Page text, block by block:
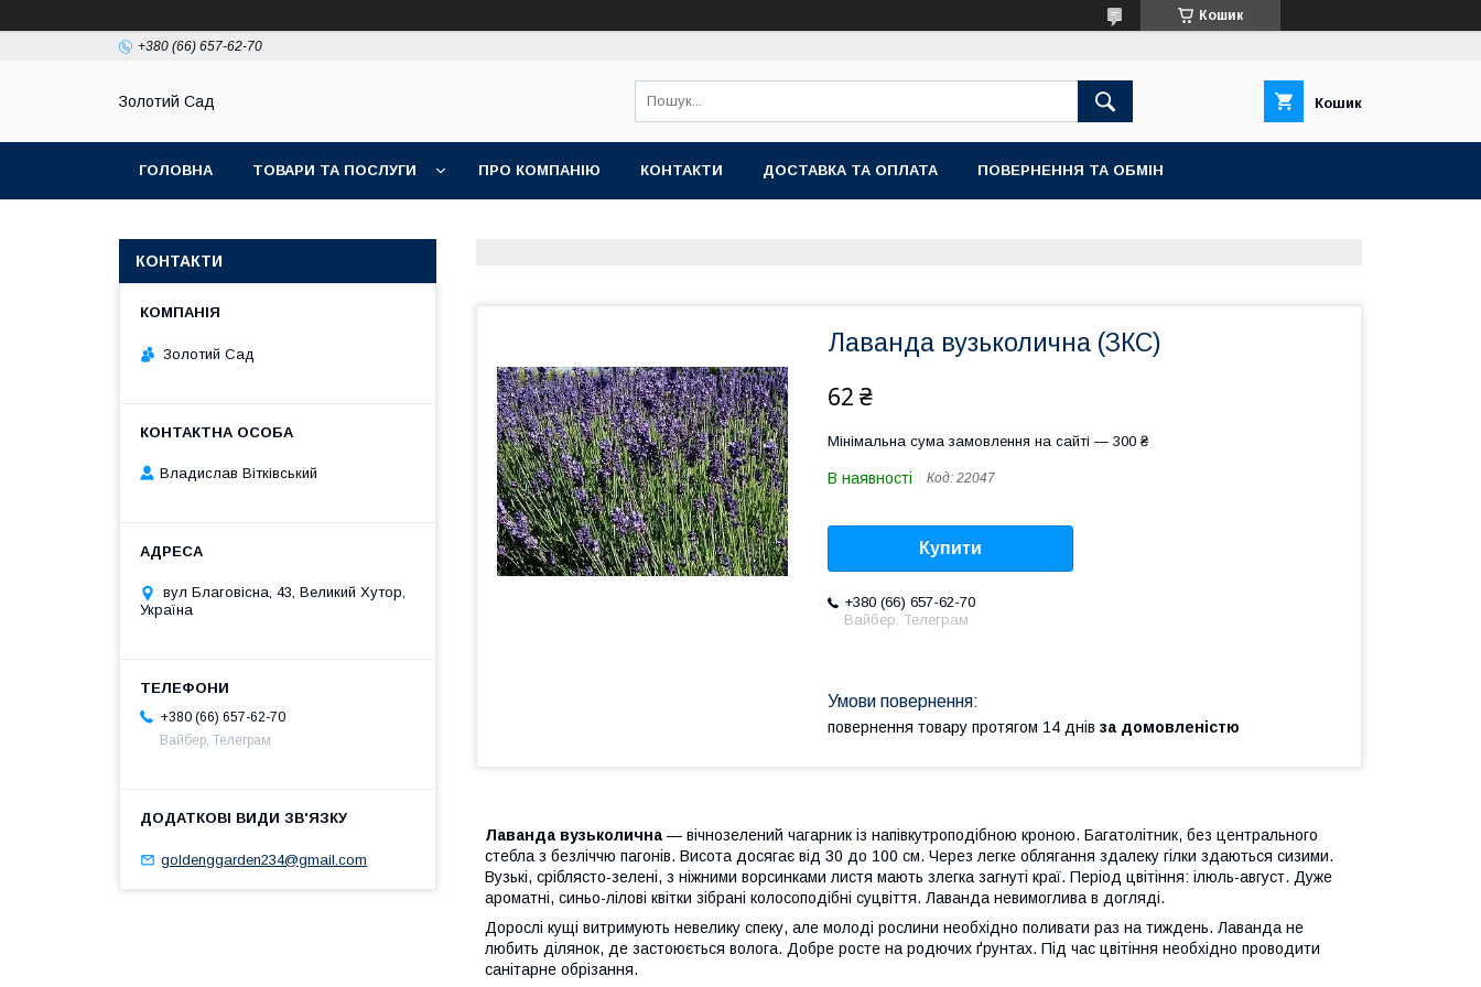
Кошик
+380 (66) 657-62-70
Золотий Сад Кошик
ГОЛОВНА ТОВАРИ ТА ПОСЛУГИ ПРО КОМПАНІЮ КОНТАКТИ ДОСТАВКА ТА ОПЛАТА ПОВЕРНЕННЯ ТА ОБМІН
Лаванда вузьколична (ЗКС)
62 ₴
Мінімальна сума замовлення на сайті — 300 ₴
В наявності Код: 22047
Купити
+380 (66) 657-62-70
Вайбер, Телеграм
повернення товару протягом 14 днів за домовленістю
Лаванда вузьколична — вічнозелений чагарник із напівкутроподібною кроною. Багатолітник, без центрального
стебла з безліччю пагонів. Висота досягає від 30 до 100 см. Через легке облягання здалеку гілки здаються сизими.
Вузькі, сріблясто-зелені, з ніжними ворсинками листя мають злегка загнуті краї. Період цвітіння: ілюль-август. Дуже
ароматні, синьо-лілові квітки зібрані колосоподібні суцвіття. Лаванда невимоглива в догляді.
Дорослі кущі витримують невелику спеку, але молоді рослини необхідно поливати раз на тиждень. Лаванда не
любить ділянок, де застоюється волога. Добре росте на родючих ґрунтах. Під час цвітіння необхідно проводити
санітарне обрізання.
КОНТАКТИ
Золотий Сад
Владислав Вітківський
вул Благовісна, 43, Великий Хутор,
Україна
+380 (66) 657-62-70
Вайбер, Телеграм
goldenggarden234@gmail.com